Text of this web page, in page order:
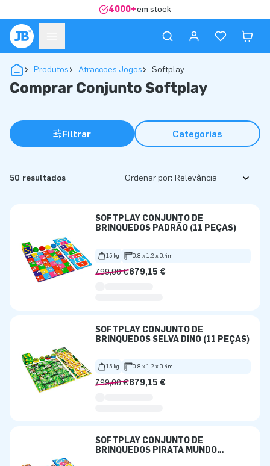
4000+em stock
Produtos Atraccoes Jogos Softplay
Comprar Conjunto Softplay
Filtrar Categorias
50 resultados Ordenar por:
SOFTPLAY CONJUNTO DE
BRINQUEDOS PADRÃO (11 PEÇAS)
15 kg 0.8 x 1.2 x 0.4m
799,00 €679,15 €
SOFTPLAY CONJUNTO DE
BRINQUEDOS SELVA DINO (11 PEÇAS)
15 kg 0.8 x 1.2 x 0.4m
799,00 €679,15 €
SOFTPLAY CONJUNTO DE
BRINQUEDOS PIRATA MUNDO
MARINHO (11 PEÇAS)